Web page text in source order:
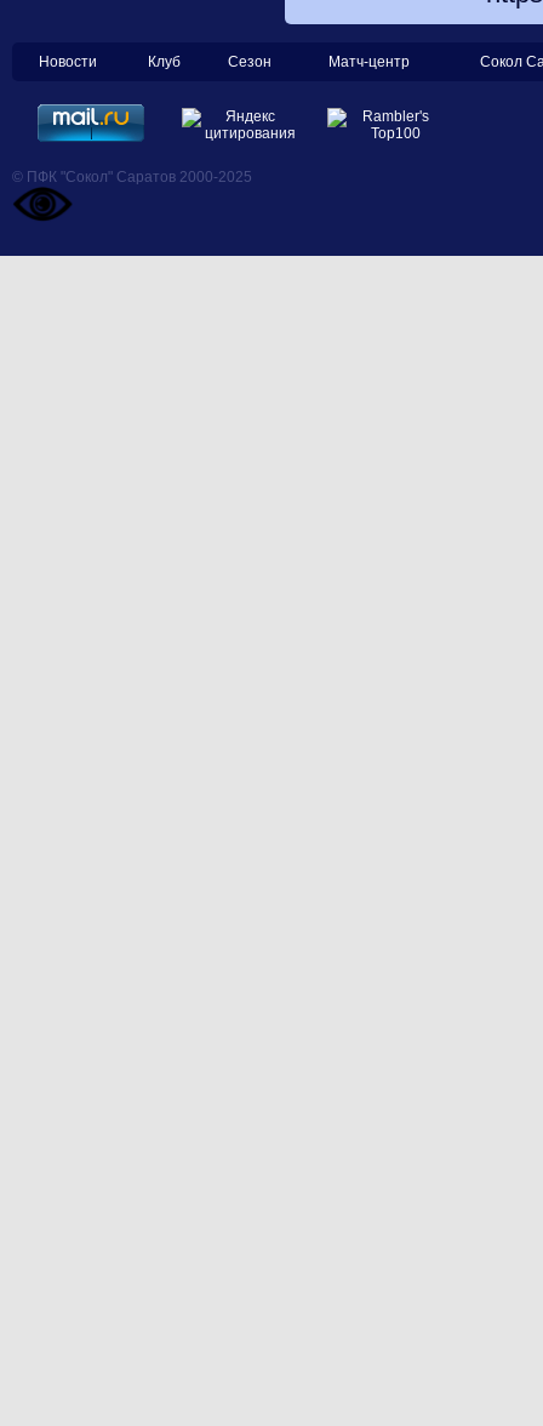
Новости Клуб Сезон Матч-центр Сокол
© ПФК "Сокол" Саратов 2000-2025